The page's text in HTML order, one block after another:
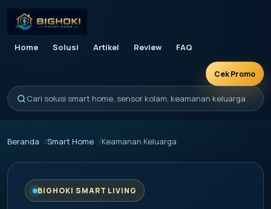
Cari solusi smart home, sensor kolam, keamanan keluarga
Home Solusi Artikel Review FAQ
Cek Promo
Beranda Smart Home Keamanan Keluarga
BIGHOKI SMART LIVING